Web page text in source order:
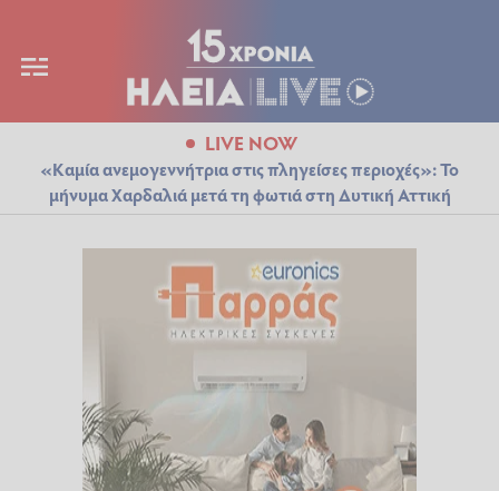
LIVE NOW
«Καμία ανεμογεννήτρια στις πληγείσες περιοχές»: Το
μήνυμα Χαρδαλιά μετά τη φωτιά στη Δυτική Αττική